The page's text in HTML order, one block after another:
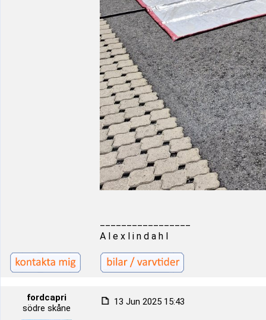
A l e x l i n d a h l
fordcapri
södre skåne
13 Jun 2025 15:43